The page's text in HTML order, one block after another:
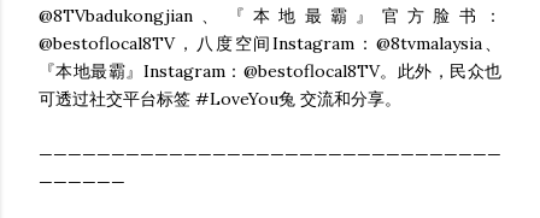
@8TVbadukongjian、『本地最霸』官方脸书：
@bestoflocal8TV，八度空间Instagram：@8tvmalaysia、
『本地最霸』Instagram：@bestoflocal8TV。此外，民众也
可透过社交平台标签 #LoveYou兔 交流和分享。
————————————————————————————————
——————